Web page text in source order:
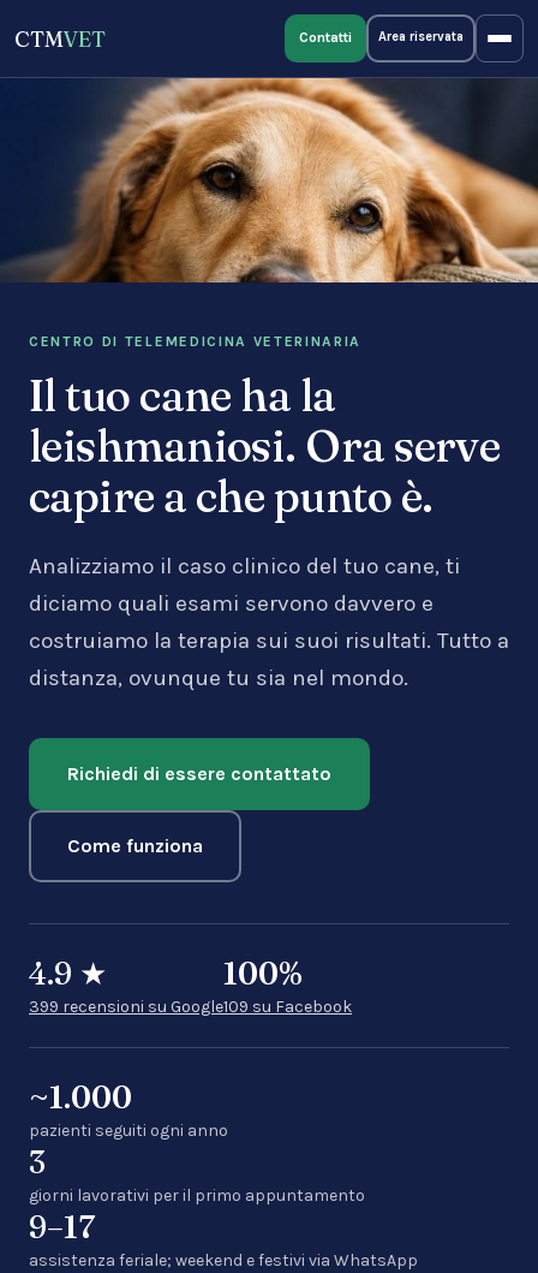
CTMVET Contatti Area riservata
CENTRO DI TELEMEDICINA VETERINARIA
Il tuo cane ha la
leishmaniosi. Ora serve
capire a che punto è.
Analizziamo il caso clinico del tuo cane, ti
diciamo quali esami servono davvero e
costruiamo la terapia sui suoi risultati. Tutto a
distanza, ovunque tu sia nel mondo.
Richiedi di essere contattato
Come funziona
4.9 ★
399 recensioni su Google
100%
109 su Facebook
~1.000
pazienti seguiti ogni anno
3
giorni lavorativi per il primo appuntamento
9–17
assistenza feriale; weekend e festivi via WhatsApp